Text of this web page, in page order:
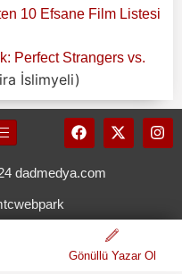
10 Efsane Film Listesi
Perfect Strangers vs.
İslimyeli)
dadmedya.com
Gönüllü Yazar Ol